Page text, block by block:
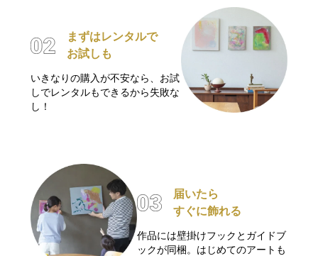
まずはレンタルで
お試しも
いきなりの購入が不安なら、お試
しでレンタルもできるから失敗な
し！
届いたら
すぐに飾れる
作品には壁掛けフックとガイドブ
ックが同梱。はじめてのアートも